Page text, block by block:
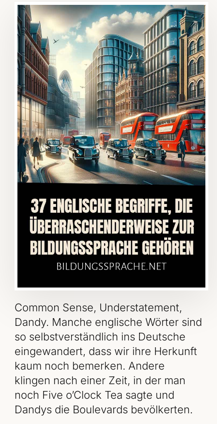
Common Sense, Understatement,
Dandy. Manche englische Wörter sind
so selbstverständlich ins Deutsche
eingewandert, dass wir ihre Herkunft
kaum noch bemerken. Andere
klingen nach einer Zeit, in der man
noch Five o’Clock Tea sagte und
Dandys die Boulevards bevölkerten.